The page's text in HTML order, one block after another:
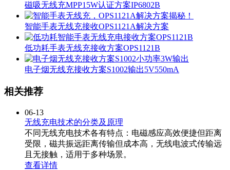
磁吸无线充MPP15W认证方案IP6802B
智能手表无线充接收OPS1121A解决方案
低功耗手表无线充接收方案OPS1121B
电子烟无线充接收方案S1002输出5V550mA
相关推荐
06-13
无线充电技术的分类及原理
不同无线充电技术各有特点：电磁感应高效便捷但距离
受限，磁共振远距离传输但成本高，无线电波式传输远
且无接触，适用于多种场景。
查看详情